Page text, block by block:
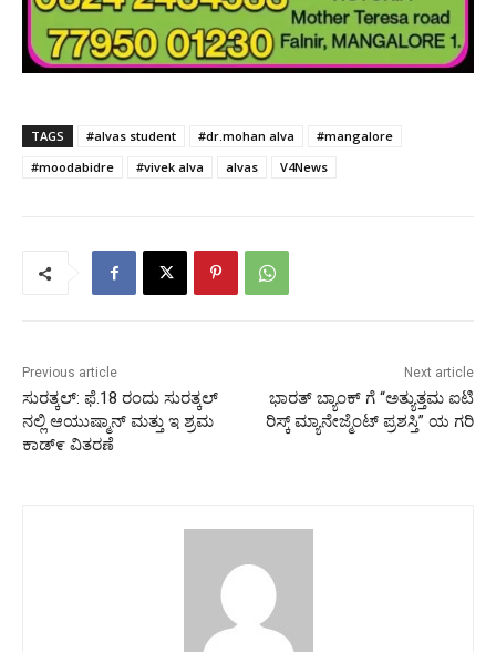
TAGS #alvas student #dr.mohan alva
#mangalore
#moodabidre
#vivek alva alvas V4News
Previous article
ಸುರತ್ಕಲ್: ಫೆ.18 ರಂದು ಸುರತ್ಕಲ್
ನಲ್ಲಿ ಆಯುಷ್ಮಾನ್ ಮತ್ತು ಇ ಶ್ರಮ
ಕಾಡ್೯ ವಿತರಣೆ
Next article
ಭಾರತ್ ಬ್ಯಾಂಕ್ ಗೆ “ಅತ್ಯುತ್ತಮ ಐಟಿ
ರಿಸ್ಕ್ ಮ್ಯಾನೇಜ್ಮೆಂಟ್ ಪ್ರಶಸ್ತಿ” ಯ ಗರಿ